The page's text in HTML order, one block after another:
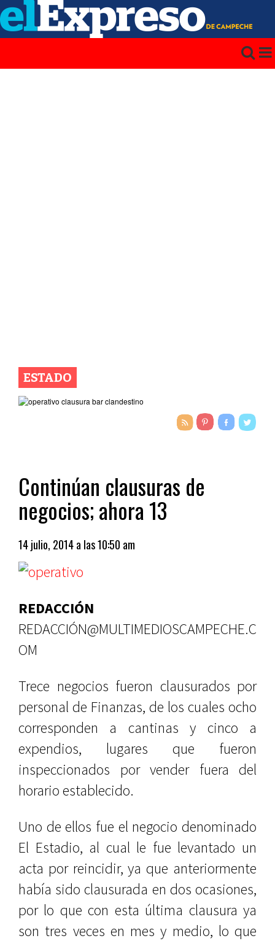
ESTADO
Continúan clausuras de
negocios; ahora 13
14 julio, 2014 a las 10:50 am
REDACCIÓN
REDACCIÓN@MULTIMEDIOSCAMPECHE.C
OM
Trece negocios fueron clausurados por
personal de Finanzas, de los cuales ocho
corresponden a cantinas y cinco a
expendios, lugares que fueron
inspeccionados por vender fuera del
horario establecido.
Uno de ellos fue el negocio denominado
El Estadio, al cual le fue levantado un
acta por reincidir, ya que anteriormente
había sido clausurada en dos ocasiones,
por lo que con esta última clausura ya
son tres veces en mes y medio, lo que